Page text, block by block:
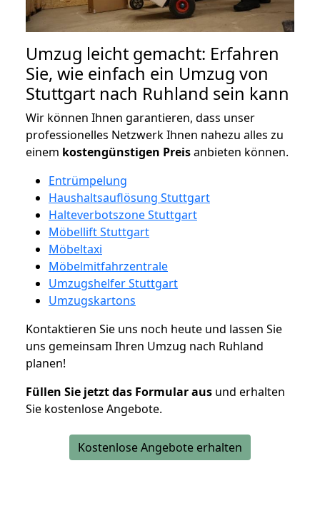
Umzug leicht gemacht: Erfahren
Sie, wie einfach ein Umzug von
Stuttgart nach Ruhland sein kann
Wir können Ihnen garantieren, dass unser
professionelles Netzwerk Ihnen nahezu alles zu
einem kostengünstigen Preisanbieten können.
Entrümpelung
Haushaltsauflösung Stuttgart
Halteverbotszone Stuttgart
Möbellift Stuttgart
Möbeltaxi
Möbelmitfahrzentrale
Umzugshelfer Stuttgart
Umzugskartons
Kontaktieren Sie uns noch heute und lassen Sie
uns gemeinsam Ihren Umzug nach Ruhland
planen!
Füllen Sie jetzt das Formular aus und erhalten
Sie kostenlose Angebote.
Kostenlose Angebote erhalten